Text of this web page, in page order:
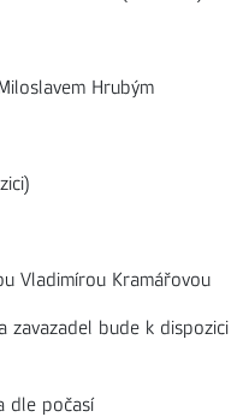
Hrubým
Vladimírou Kramářovou
zavazadel bude k dispozici
dle počasí